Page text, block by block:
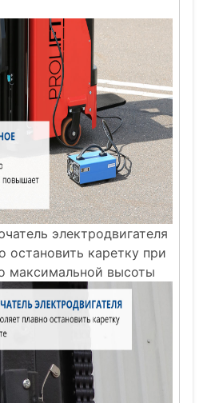
электродвигателя
остановить каретку при
максимальной высоты